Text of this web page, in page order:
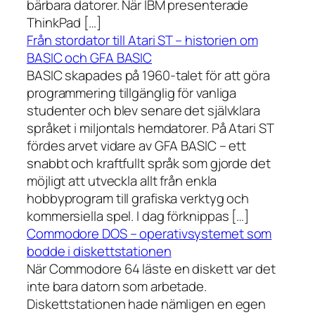
bärbara datorer. När IBM presenterade
ThinkPad […]
Från stordator till Atari ST – historien om
BASIC och GFA BASIC
BASIC skapades på 1960-talet för att göra
programmering tillgänglig för vanliga
studenter och blev senare det självklara
språket i miljontals hemdatorer. På Atari ST
fördes arvet vidare av GFA BASIC – ett
snabbt och kraftfullt språk som gjorde det
möjligt att utveckla allt från enkla
hobbyprogram till grafiska verktyg och
kommersiella spel. I dag förknippas […]
Commodore DOS – operativsystemet som
bodde i diskettstationen
När Commodore 64 läste en diskett var det
inte bara datorn som arbetade.
Diskettstationen hade nämligen en egen